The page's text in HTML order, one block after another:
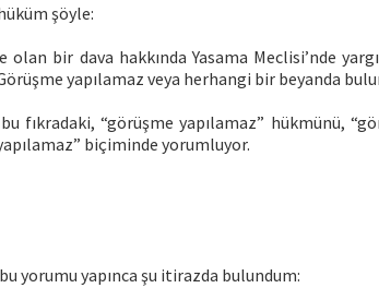
şöyle:
olan bir dava hakkında Yasama Meclisi’nde
yapılamaz veya herhangi bir beyanda
fıkradaki, “görüşme yapılamaz” hükmünü,
biçiminde yorumluyor.
yorumu yapınca şu itirazda bulundum: